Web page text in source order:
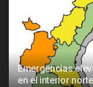
Emergencias
en el interior